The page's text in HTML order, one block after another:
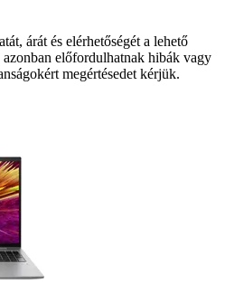
árát és elérhetőségét a lehető
előfordulhatnak hibák vagy
megértésedet kérjük.